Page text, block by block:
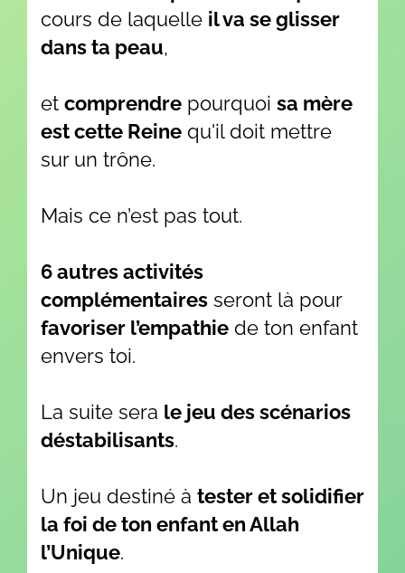
cours de laquelle il va se glisser
dans ta peau,
et comprendre pourquoi sa mère
est cette Reine qu'il doit mettre
sur un trône.
Mais ce n’est pas tout.
6 autres activités
complémentaires seront là pour
favoriser l’empathie de ton enfant
envers toi.
La suite sera le jeu des scénarios
déstabilisants.
Un jeu destiné à tester et solidifier
la foi de ton enfant en Allah
l’Unique.